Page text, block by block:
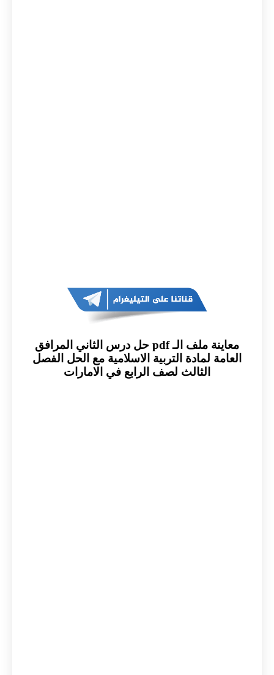
معاينة ملف الـ pdf حل درس الثاني المرافق
العامة لمادة التربية الاسلامية مع الحل الفصل
الثالث لصف الرابع في الامارات